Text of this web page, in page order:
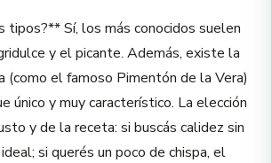
tipos?** Sí, los más conocidos suelen
y el picante. Además, existe la
(como el famoso Pimentón de la Vera)
único y muy característico. La elección
y de la receta: si buscás calidez sin
si querés un poco de chispa, el